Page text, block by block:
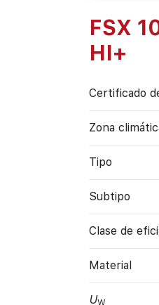
FSX
HI+
Certificado
Zona
Tipo
Subtipo
Clase de
Material
UW